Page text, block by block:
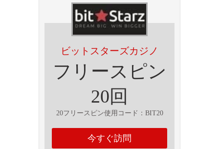
ビットスターズカジノ
フリースピン
20回
20フリースピン使用コード：BIT20
今すぐ訪問